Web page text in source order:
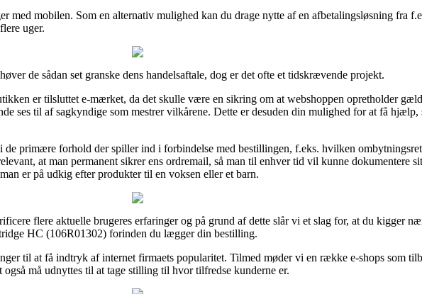
med mobilen. Som en alternativ mulighed kan du drage nytte af en afbetalingsløsning fra
uger.
de sådan set granske dens handelsaftale, dog er det ofte et tidskrævende projekt.
er tilsluttet e-mærket, da det skulle være en sikring om at webshoppen opretholder
ses til af sagkyndige som mestrer vilkårene. Dette er desuden din mulighed for at få hjælp,
de primære forhold der spiller ind i forbindelse med bestillingen, f.eks. hvilken
at man permanent sikrer ens ordremail, så man til enhver tid vil kunne dokumentere
er på udkig efter produkter til en voksen eller et barn.
flere aktuelle brugeres erfaringer og på grund af dette slår vi et slag for, at du kigger
HC (106R01302) forinden du lægger din bestilling.
til at få indtryk af internet firmaets popularitet. Tilmed møder vi en række e-shops som
må udnyttes til at tage stilling til hvor tilfredse kunderne er.